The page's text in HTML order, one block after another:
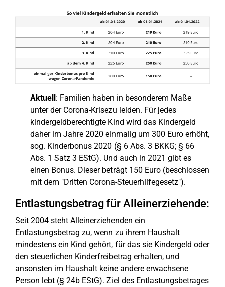
Aktuell: Familien haben in besonderem Maße
unter der Corona-Krisezu leiden. Für jedes
kindergeldberechtigte Kind wird das Kindergeld
daher im Jahre 2020 einmalig um 300 Euro erhöht,
sog. Kinderbonus 2020 (§ 6 Abs. 3 BKKG; § 66
Abs. 1 Satz 3 EStG). Und auch in 2021 gibt es
einen Bonus. Dieser beträgt 150 Euro (beschlossen
mit dem "Dritten Corona-Steuerhilfegesetz").
Entlastungsbetrag für Alleinerziehende:
Seit 2004 steht Alleinerziehenden ein
Entlastungsbetrag zu, wenn zu ihrem Haushalt
mindestens ein Kind gehört, für das sie Kindergeld oder
den steuerlichen Kinderfreibetrag erhalten, und
ansonsten im Haushalt keine andere erwachsene
Person lebt (§ 24b EStG). Ziel des Entlastungsbetrages